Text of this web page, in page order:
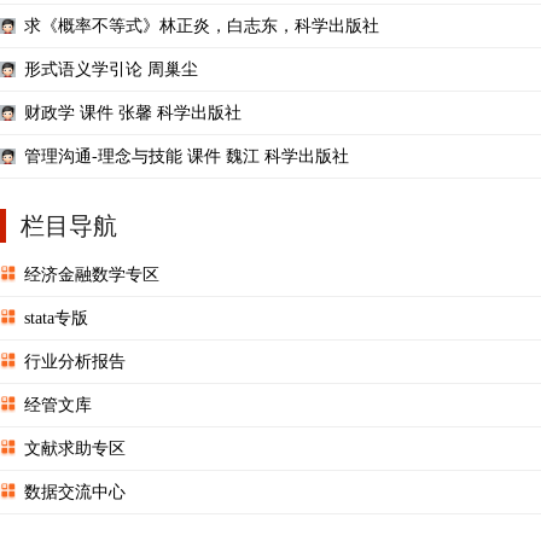
求《概率不等式》林正炎，白志东，科学出版社
形式语义学引论 周巢尘
财政学 课件 张馨 科学出版社
管理沟通-理念与技能 课件 魏江 科学出版社
栏目导航
经济金融数学专区
stata专版
行业分析报告
经管文库
文献求助专区
数据交流中心